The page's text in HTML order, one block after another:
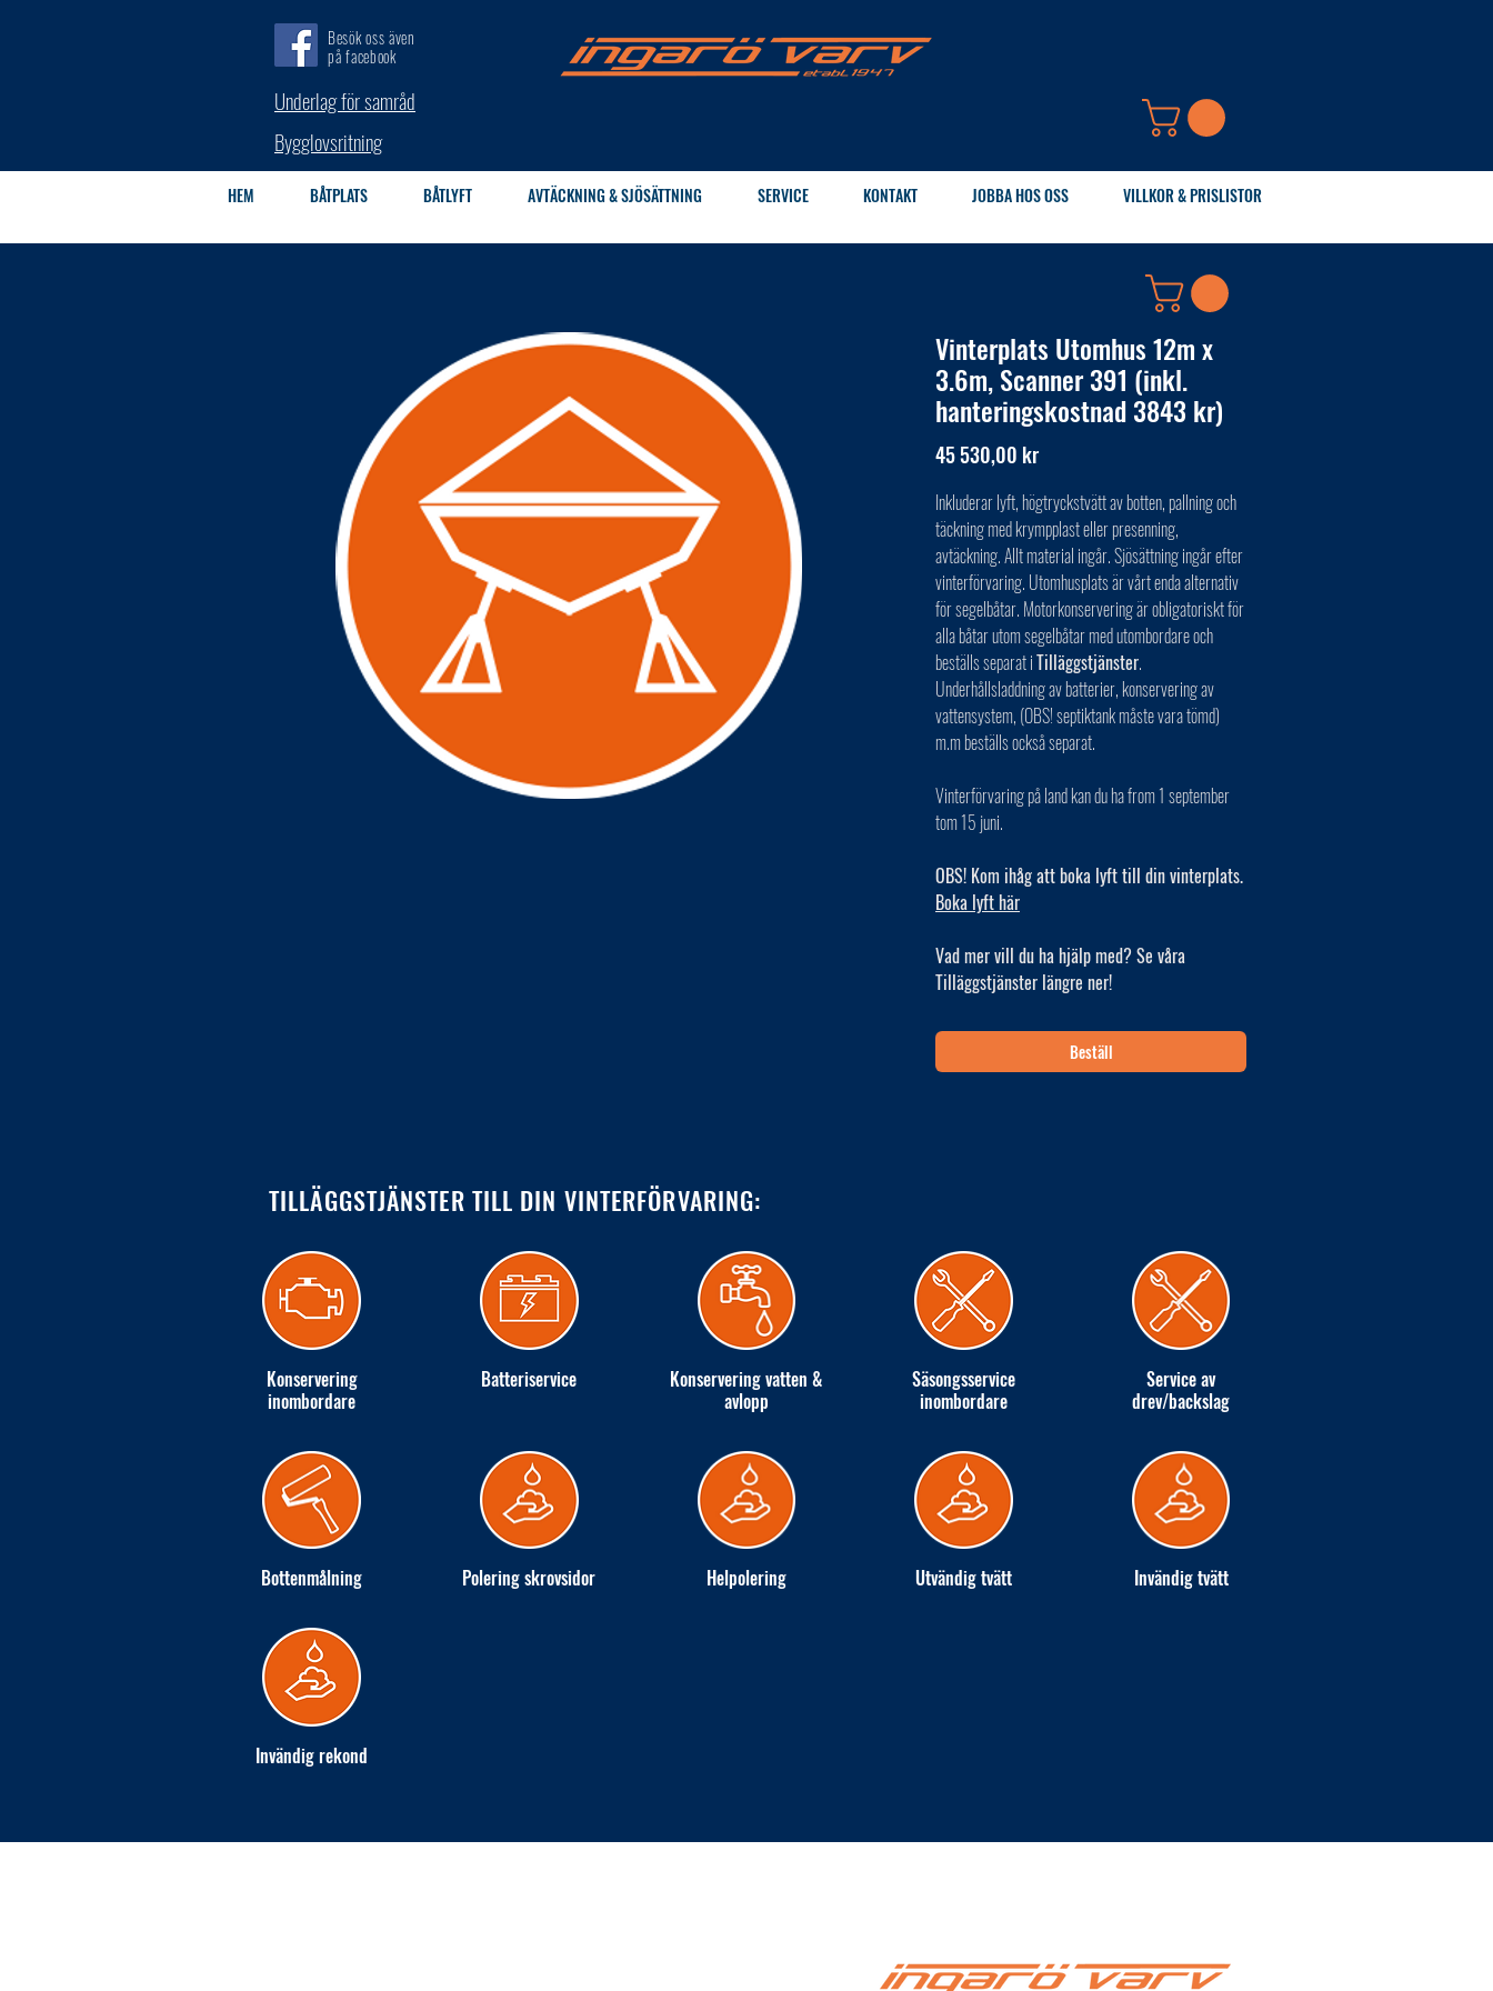
Besök oss även
på facebook
Underlag för samråd
Bygglovsritning
HEM BÅTPLATS BÅTLYFT AVTÄCKNING & SJÖSÄTTNING SERVICE KONTAKT JOBBA HOS OSS VILLKOR & PRISLISTOR
TILLÄGGSTJÄNSTER TILL DIN VINTERFÖRVARING:
Konservering
inombordare
Batteriservice
Konservering vatten &
avlopp
Säsongsservice
inombordare
Service av
drev/backslag
Bottenmålning Polering skrovsidor Helpolering Utvändig tvätt Invändig tvätt
Invändig rekond
Vinterplats Utomhus 12m x
3.6m, Scanner 391 (inkl.
hanteringskostnad 3843 kr)
45 530,00 krPris
Inkluderar lyft, högtryckstvätt av botten, pallning och
täckning med krympplast eller presenning,
avtäckning. Allt material ingår. Sjösättning ingår efter
vinterförvaring. Utomhusplats är vårt enda alternativ
för segelbåtar. Motorkonservering är obligatoriskt för
alla båtar utom segelbåtar med utombordare och
beställs separat iTilläggstjänster.
Underhållsladdning av batterier, konservering av
vattensystem, (OBS! septiktank måste vara tömd)
m.m beställs också separat.
Vinterförvaring på land kan du ha from 1 september
tom 15 juni.
OBS! Kom ihåg att boka lyft till din vinterplats.
Boka lyft här
Vad mer vill du ha hjälp med? Se våra
Tilläggstjänster längre ner!
Beställ